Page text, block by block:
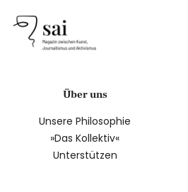
Über uns
Unsere Philosophie
»Das Kollektiv«
Unterstützen